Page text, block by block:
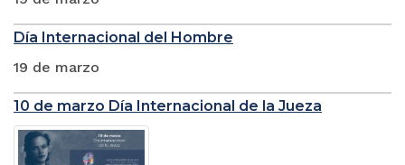
Día Internacional del Hombre
19 de marzo
10 de marzo Día Internacional de la Jueza